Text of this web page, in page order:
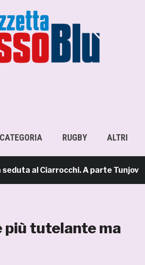
RUGBY ALTRI
al Ciarrocchi. A parte Tunjov
più tutelante ma